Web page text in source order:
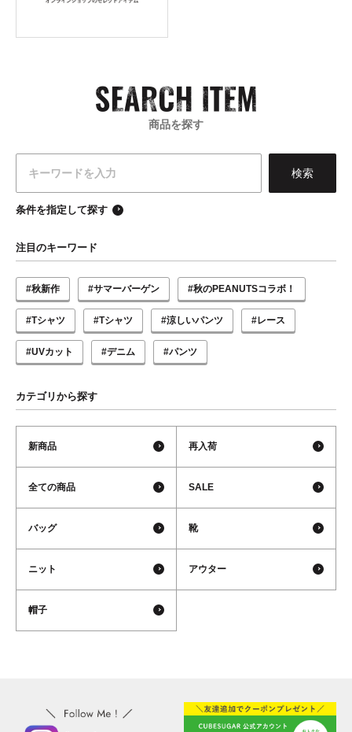
商品を探す
条件を指定して探す
注目のキーワード
#秋新作 #サマーバーゲン #秋のPEANUTSコラボ！
#Tシャツ #Tシャツ #涼しいパンツ #レース
#UVカット #デニム #パンツ
カテゴリから探す
新商品 再入荷
全ての商品 SALE
バッグ 靴
ニット アウター
帽子